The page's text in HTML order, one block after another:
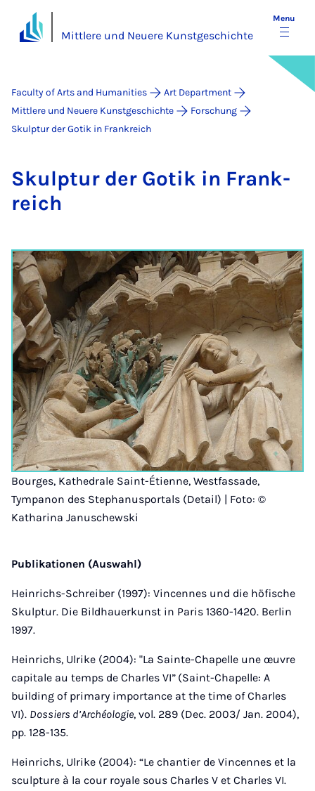
Mittlere und Neuere Kunstgeschichte
Menu
Faculty of Arts and Humanities
Art Department
Mittlere und Neuere Kunstgeschichte
Forschung
Skulptur der Gotik in Frankreich
Skulp­tur der Go­tik in Frank­
reich
Bourges, Kathedrale Saint-Étienne, Westfassade,
Tympanon des Stephanusportals (Detail) | Foto: ©
Katharina Januschewski
Publikationen (Auswahl)
Heinrichs-Schreiber (1997): Vincennes und die höfische
Skulptur. Die Bildhauerkunst in Paris 1360-1420. Berlin
1997.
Heinrichs, Ulrike (2004): "La Sainte-Chapelle une œuvre
capitale au temps de Charles VI” (Saint-Chapelle: A
building of primary importance at the time of Charles
VI). Dossiers d’Archéologie, vol. 289 (Dec. 2003/ Jan. 2004),
pp. 128-135.
Heinrichs, Ulrike (2004): “Le chantier de Vincennes et la
sculpture à la cour royale sous Charles V et Charles VI.